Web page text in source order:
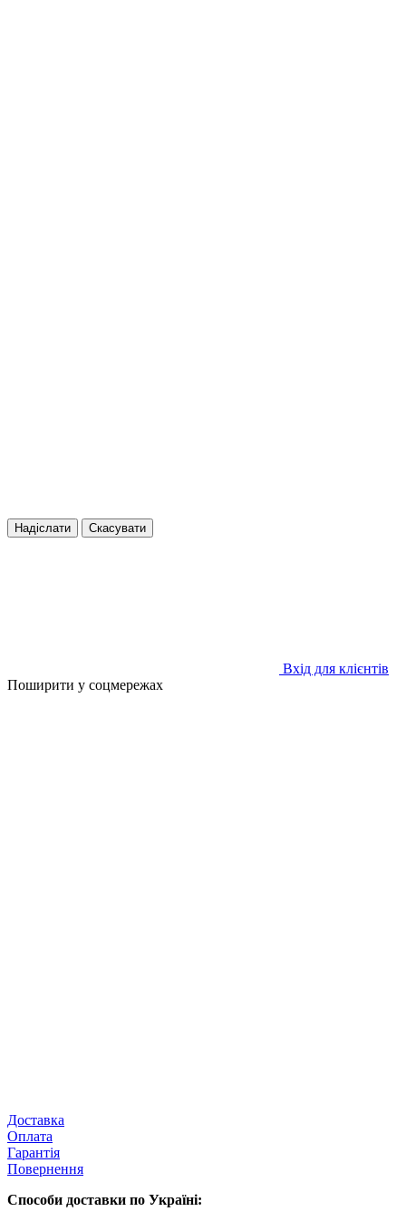
Надіслати Скасувати
Вхід для клієнтів
Поширити у соцмережах
Доставка
Оплата
Гарантія
Повернення
Способи доставки по Україні: